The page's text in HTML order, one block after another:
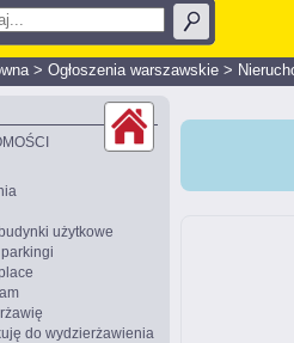
> Ogłoszenia warszawskie >
użytkowe
do wydzierżawienia